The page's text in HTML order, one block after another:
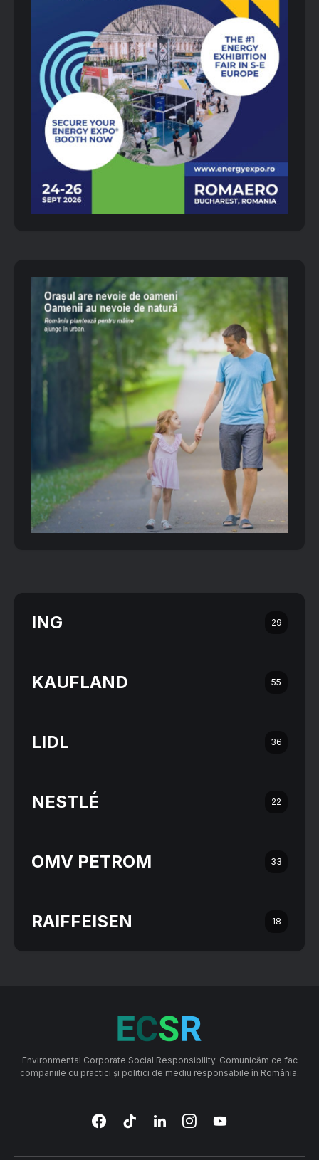
ING 29
KAUFLAND 55
LIDL 36
NESTLÉ 22
OMV PETROM 33
RAIFFEISEN 18
Environmental Corporate Social Responsibility. Comunicăm ce fac
companiile cu practici și politici de mediu responsabile în România.